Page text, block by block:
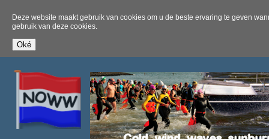
Deze website maakt gebruik van cookies om u de beste ervaring te geven
gebruik van deze cookies.